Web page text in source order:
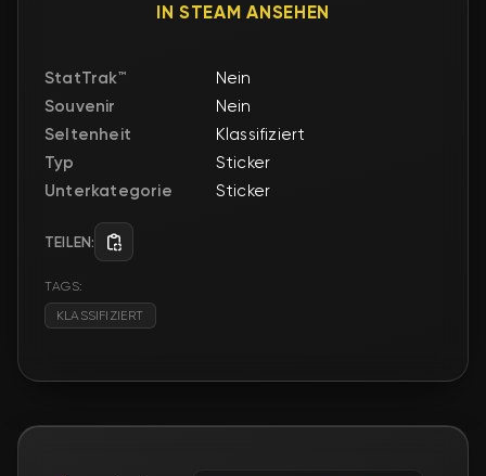
IN STEAM ANSEHEN
StatTrak™
Nein
Souvenir
Nein
Seltenheit
Klassifiziert
Typ
Sticker
Unterkategorie
Sticker
TEILEN:
TAGS:
KLASSIFIZIERT